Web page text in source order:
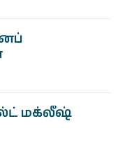
மக்லீஷ்